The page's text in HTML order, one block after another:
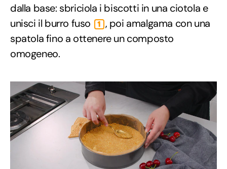
dalla base: sbriciola i biscotti in una ciotola e
unisci il burro fuso
1 , poi amalgama con una
spatola fino a ottenere un composto
omogeneo.